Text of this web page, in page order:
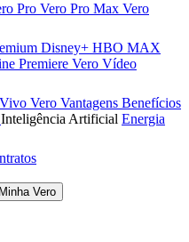
Pro Vero Pro Max Vero
Disney+ HBO MAX
Premiere Vero Vídeo
Vero Vantagens Benefícios
Inteligência Artificial Energia
Vero